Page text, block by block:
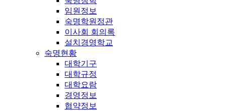
임원정보
숙명학원정관
이사회 회의록
설치경영학교
숙명현황
대학기구
대학규정
대학요람
경영정보
협약정보